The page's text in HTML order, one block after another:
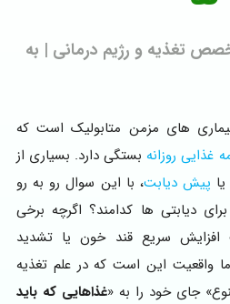
تغذیه و رژیم درمانی | به
های مزمن متابولیک است که
غذایی روزانهبستگی دارد. بسیاری از
یا پیش‌ دیابت، با این سوال رو به رو
دیابتی‌ ها کدامند؟ اگرچه برخی
افزایش سریع قند خون یا تشدید
واقعیت این است که در علم تغذیه
جای خود را به «غذاهایی که باید